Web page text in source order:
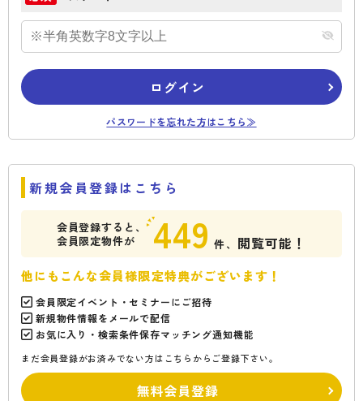
ログイン
パスワードを忘れた方はこちら≫
新規会員登録はこちら
会員登録すると、
会員限定物件が
449 件、 閲覧可能！
他にもこんな会員様限定特典がございます！
会員限定イベント・セミナーにご招待
新規物件情報をメールで配信
お気に入り・検索条件保存マッチング通知機能
まだ会員登録がお済みでない方はこちらからご登録下さい。
無料会員登録